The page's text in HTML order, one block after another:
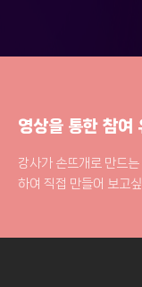
영상을 통한 참여
강사가 손뜨개로 만드
하여 직접 만들어 보고